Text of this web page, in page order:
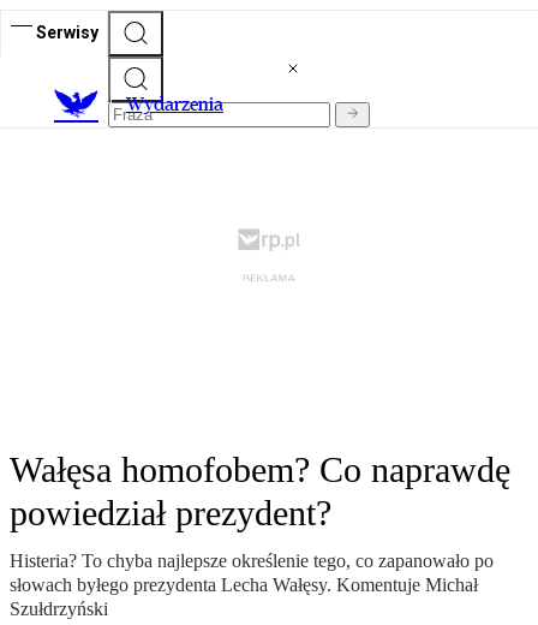
Serwisy
Wydarzenia
Wałęsa homofobem? Co naprawdę
powiedział prezydent?
Histeria? To chyba najlepsze określenie tego, co zapanowało po
słowach byłego prezydenta Lecha Wałęsy. Komentuje Michał
Szułdrzyński